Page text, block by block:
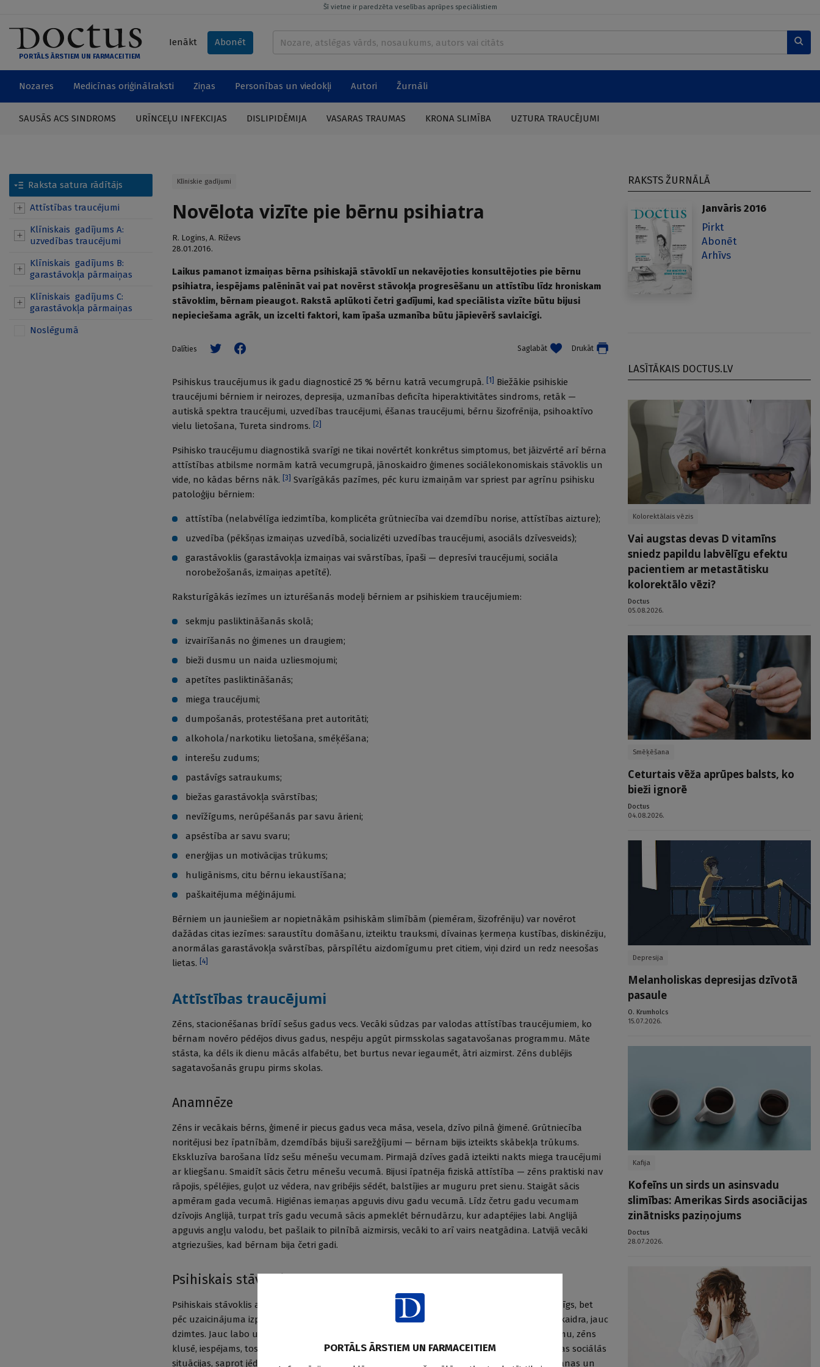
Šī vietne ir paredzēta veselības aprūpes speciālistiem
PORTĀLS ĀRSTIEM UN FARMACEITIEM
Ienākt Abonēt
Nozares Medicīnas oriģinālraksti Ziņas Personības un viedokļi Autori Žurnāli
SAUSĀS ACS SINDROMS URĪNCEĻU INFEKCIJAS DISLIPIDĒMIJA VASARAS TRAUMAS KRONA SLIMĪBA UZTURA TRAUCĒJUMI
Raksta satura rādītājs
Attīstības traucējumi
Klīniskais gadījums A:
uzvedības traucējumi
Klīniskais gadījums B:
garastāvokļa pārmaiņas
Klīniskais gadījums C:
garastāvokļa pārmaiņas
Noslēgumā
Klīniskie gadījumi
Novēlota vizīte pie bērnu psihiatra
R. Logins, A. Riževs
28.01.2016.
Laikus pamanot izmaiņas bērna psihiskajā stāvoklī un nekavējoties konsultējoties pie bērnu
psihiatra, iespējams palēnināt vai pat novērst stāvokļa progresēšanu un attīstību līdz hroniskam
stāvoklim, bērnam pieaugot. Rakstā aplūkoti četri gadījumi, kad speciālista vizīte būtu bijusi
nepieciešama agrāk, un izcelti faktori, kam īpaša uzmanība būtu jāpievērš savlaicīgi.
Dalīties Saglabāt Drukāt
Psihiskus traucējumus ik gadu diagnosticē 25 % bērnu katrā vecumgrupā. [1] Biežākie psihiskie
traucējumi bērniem ir neirozes, depresija, uzmanības deficīta hiperaktivitātes sindroms, retāk —
autiskā spektra traucējumi, uzvedības traucējumi, ēšanas traucējumi, bērnu šizofrēnija, psihoaktīvo
vielu lietošana, Tureta sindroms. [2]
Psihisko traucējumu diagnostikā svarīgi ne tikai novērtēt konkrētus simptomus, bet jāizvērtē arī bērna
attīstības atbilsme normām katrā vecumgrupā, jānoskaidro ģimenes sociālekonomiskais stāvoklis un
vide, no kādas bērns nāk. [3] Svarīgākās pazīmes, pēc kuru izmaiņām var spriest par agrīnu psihisku
patoloģiju bērniem:
attīstība (nelabvēlīga iedzimtība, komplicēta grūtniecība vai dzemdību norise, attīstības aizture);
uzvedība (pēkšņas izmaiņas uzvedībā, socializēti uzvedības traucējumi, asociāls dzīvesveids);
garastāvoklis (garastāvokļa izmaiņas vai svārstības, īpaši — depresīvi traucējumi, sociāla
norobežošanās, izmaiņas apetītē).
Raksturīgākās iezīmes un izturēšanās modeļi bērniem ar psihiskiem traucējumiem:
sekmju pasliktināšanās skolā;
izvairīšanās no ģimenes un draugiem;
bieži dusmu un naida uzliesmojumi;
apetītes pasliktināšanās;
miega traucējumi;
dumpošanās, protestēšana pret autoritāti;
alkohola/narkotiku lietošana, smēķēšana;
interešu zudums;
pastāvīgs satraukums;
biežas garastāvokļa svārstības;
nevīžīgums, nerūpēšanās par savu ārieni;
apsēstība ar savu svaru;
enerģijas un motivācijas trūkums;
huligānisms, citu bērnu iekaustīšana;
paškaitējuma mēģinājumi.
Bērniem un jauniešiem ar nopietnākām psihiskām slimībām (piemēram, šizofrēniju) var novērot
dažādas citas iezīmes: saraustītu domāšanu, izteiktu trauksmi, dīvainas ķermeņa kustības, diskinēziju,
anormālas garastāvokļa svārstības, pārspīlētu aizdomīgumu pret citiem, viņi dzird un redz neesošas
lietas. [4]
Attīstības traucējumi
Zēns, stacionēšanas brīdī sešus gadus vecs. Vecāki sūdzas par valodas attīstības traucējumiem, ko
bērnam novēro pēdējos divus gadus, nespēju apgūt pirmsskolas sagatavošanas programmu. Māte
stāsta, ka dēls ik dienu mācās alfabētu, bet burtus nevar iegaumēt, ātri aizmirst. Zēns dublējis
sagatavošanās grupu pirms skolas.
Anamnēze
Zēns ir vecākais bērns, ģimenē ir piecus gadus veca māsa, vesela, dzīvo pilnā ģimenē. Grūtniecība
noritējusi bez īpatnībām, dzemdībās bijuši sarežģījumi — bērnam bijis izteikts skābekļa trūkums.
Ekskluzīva barošana līdz sešu mēnešu vecumam. Pirmajā dzīves gadā izteikti nakts miega traucējumi
ar kliegšanu. Smaidīt sācis četru mēnešu vecumā. Bijusi īpatnēja fiziskā attīstība — zēns praktiski nav
rāpojis, spēlējies, guļot uz vēdera, nav gribējis sēdēt, balstījies ar muguru pret sienu. Staigāt sācis
apmēram gada vecumā. Higiēnas iemaņas apguvis divu gadu vecumā. Līdz četru gadu vecumam
dzīvojis Anglijā, turpat trīs gadu vecumā sācis apmeklēt bērnudārzu, kur adaptējies labi. Anglijā
apguvis angļu valodu, bet pašlaik to pilnībā aizmirsis, vecāki to arī vairs neatgādina. Latvijā vecāki
atgriezušies, kad bērnam bija četri gadi.
Psihiskais stāvoklis
Psihiskais stāvoklis apskates brīdī, atrodoties kabinetā kopā ar māti, sākotnēji kautrīgs, bailīgs, bet
pēc uzaicinājuma izpilda visas instrukcijas. Izteikti valodas traucējumi: izruna šļupstoša, neskaidra, jauc
dzimtes. Jauc labo un kreiso pusi. Jautājot par jēdzienu “zem”, “uz”, “aiz”, “blakus” skaidrojumu, zēns
klusē, iespējams, tos neizprot. Nevar noformulēt jēdzienu “gadalaiki”. Atpazīst sev pazīstamas sociālās
situācijas, saprot jēdzienus “lielāks”, “mazāks”. Prot mehāniski skaitīt, bet neizprot saskaitīšanas un
RAKSTS ŽURNĀLĀ
Janvāris 2016
Pirkt
Abonēt
Arhīvs
LASĪTĀKAIS DOCTUS.LV
Kolorektālais vēzis
Vai augstas devas D vitamīns
sniedz papildu labvēlīgu efektu
pacientiem ar metastātisku
kolorektālo vēzi?
Doctus
05.08.2026.
Smēķēšana
Ceturtais vēža aprūpes balsts, ko
bieži ignorē
Doctus
04.08.2026.
Depresija
Melanholiskas depresijas dzīvotā
pasaule
O. Krumholcs
15.07.2026.
Kafija
Kofeīns un sirds un asinsvadu
slimības: Amerikas Sirds asociācijas
zinātnisks paziņojums
Doctus
28.07.2026.
PORTĀLS ĀRSTIEM UN FARMACEITIEM